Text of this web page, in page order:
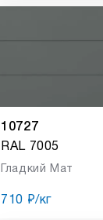
10727
RAL 7005
Гладкий Мат
710 ₽/кг